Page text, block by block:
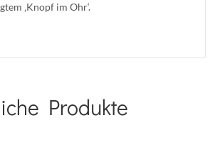
‚Knopf im Ohr‘.
Produkte